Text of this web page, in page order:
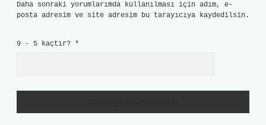
Daha sonraki yorumlarımda kullanılması için adım, e-
posta adresim ve site adresim bu tarayıcıya kaydedilsin.
9 - 5 kaçtır? *